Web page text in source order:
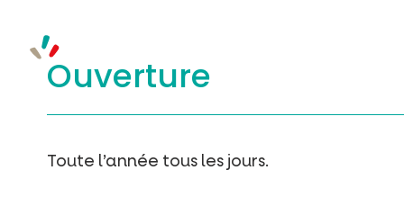
Ouverture
Toute l’année tous les jours.